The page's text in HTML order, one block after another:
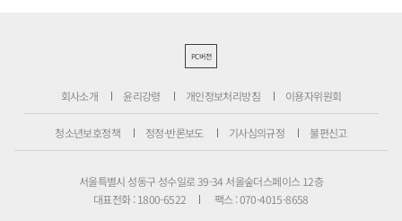
PC버전
회사소개 윤리강령 개인정보처리방침 이용자위원회
청소년보호정책 정정·반론보도 기사심의규정 불편신고
서울특별시 성동구 성수일로 39-34 서울숲더스페이스 12층
대표전화 : 1800-6522
팩스 : 070-4015-8658